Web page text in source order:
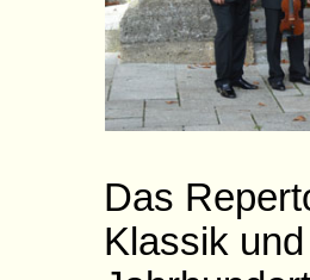
Das
Klassik